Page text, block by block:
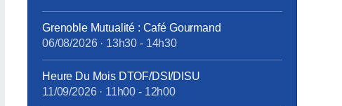
Grenoble Mutualité : Café Gourmand
06/08/2026· 13h30 - 14h30
Heure Du Mois DTOF/DSI/DISU
11/09/2026· 11h00 - 12h00